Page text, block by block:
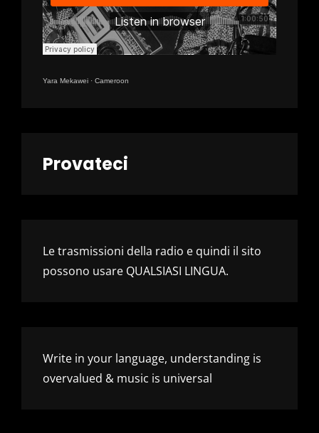
Yara Mekawei · Cameroon
Provateci
Le trasmissioni della radio e quindi il sito
possono usare QUALSIASI LINGUA.
Write in your language, understanding is
overvalued & music is universal